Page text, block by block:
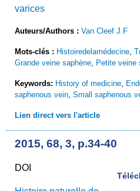
varices
Auteurs/Authors : Van Cleef J.F
Mots-clés : Histoiredelamédecine
Grande veine saphène
Petite veine
Keywords: History of medicine
saphenous vein Small saphenous
Lien direct vers l'article
2015, 68, 3, p.34-40
DOI